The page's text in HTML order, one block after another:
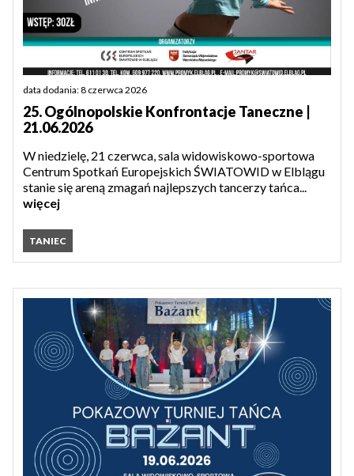
data dodania: 8 czerwca 2026
25. Ogólnopolskie Konfrontacje Taneczne |
21.06.2026
W niedzielę, 21 czerwca, sala widowiskowo-sportowa
Centrum Spotkań Europejskich ŚWIATOWID w Elblągu
stanie się areną zmagań najlepszych tancerzy tańca...
więcej
TANIEC